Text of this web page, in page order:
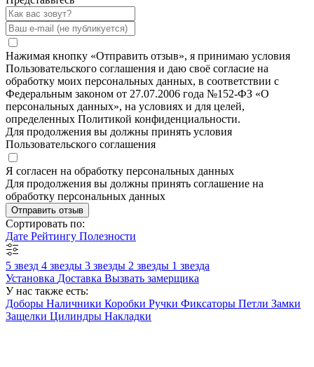
Нажимая кнопку «Отправить отзыв», я принимаю условия
Пользовательского соглашения и даю своё согласие на
обработку моих персональных данных, в соответствии с
Федеральным законом от 27.07.2006 года №152-ФЗ «О
персональных данных», на условиях и для целей,
определенных Политикой конфиденциальности.
Для продолжения вы должны принять условия
Пользовательского соглашения
Я согласен на обработку персональных данных
Для продолжения вы должны принять соглашение на
обработку персональных данных
Отправить отзыв
Сортировать по:
Дате Рейтингу Полезности
5 звезд 4 звезды 3 звезды 2 звезды 1 звезда
Установка Доставка Вызвать замерщика
У нас также есть:
Доборы Наличники Коробки Ручки Фиксаторы Петли Замки
Защелки Цилиндры Накладки